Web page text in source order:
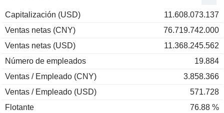
Capitalización (USD)
11.608.073.137
Ventas netas (CNY)
76.719.742.000
Ventas netas (USD)
11.368.245.562
Número de empleados
19.884
Ventas / Empleado (CNY)
3.858.366
Ventas / Empleado (USD)
571.728
Flotante
76.88 %